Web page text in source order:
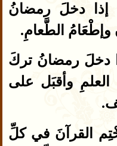
إذا دخلَ رمضانُ
وإطْعَامُ الطَّعامِ.
دخلَ رمضانُ تركَ
وأقبَل على
القرآنَ في كلِّ